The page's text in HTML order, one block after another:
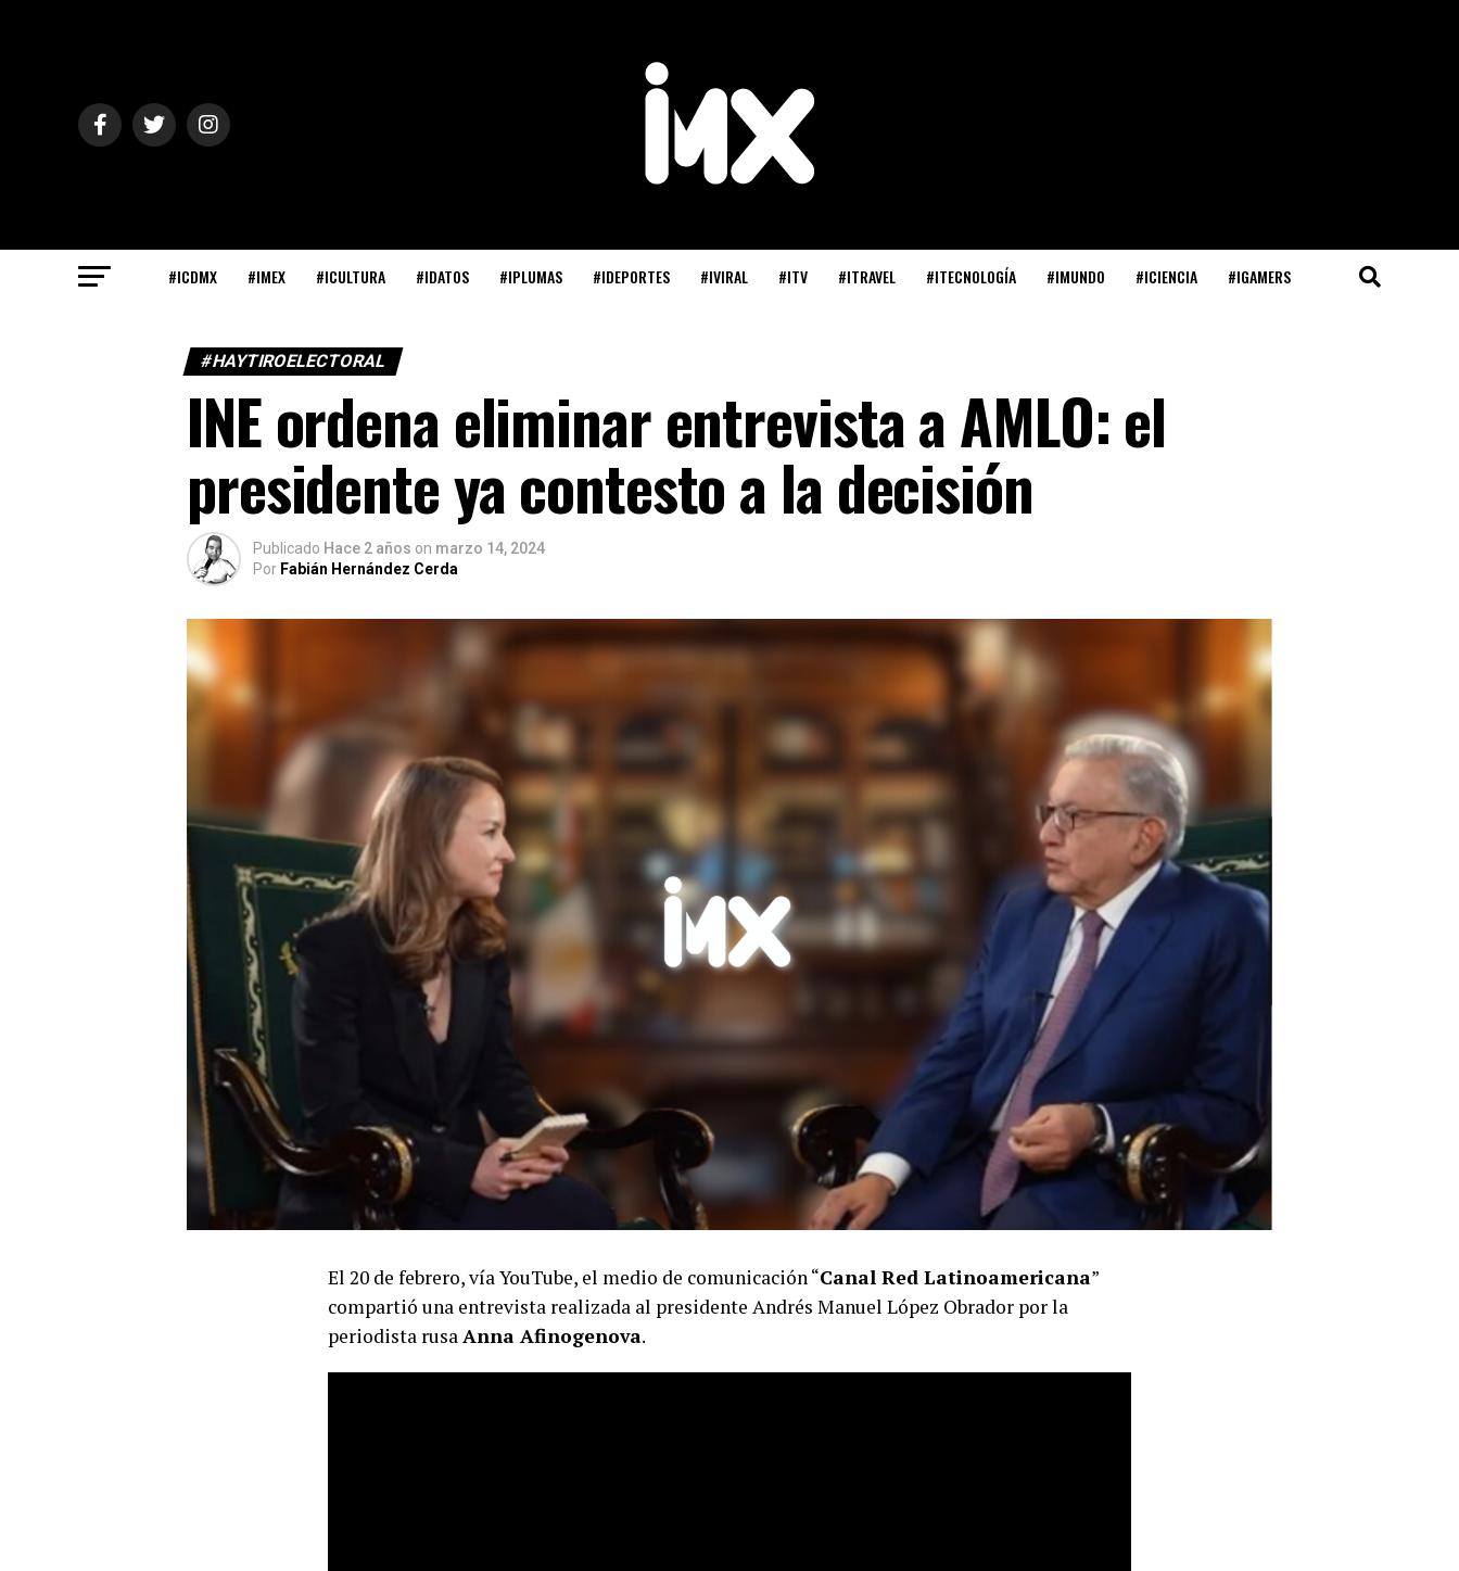
#ICDMX #IMEX #ICULTURA #IDATOS #IPLUMAS #IDEPORTES #IVIRAL #ITV #ITRAVEL #ITECNOLOGÍA #IMUNDO #ICIENCIA #IGAMERS
#HAYTIROELECTORAL
INE ordena eliminar entrevista a AMLO: el
presidente ya contesto a la decisión
Publicado Hace 2 años on marzo 14, 2024
Por Fabián Hernández Cerda
El 20 de febrero, vía YouTube, el medio de comunicación “Canal Red Latinoamericana”
compartió una entrevista realizada al presidente Andrés Manuel López Obrador por la
periodista rusaAnna Afinogenova.